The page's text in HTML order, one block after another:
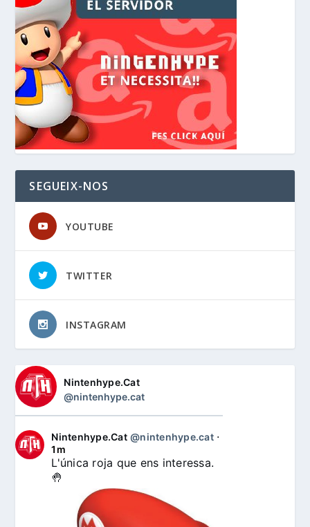
SEGUEIX-NOS
YOUTUBE
TWITTER
INSTAGRAM
Nintenhype.Cat
@nintenhype.cat
Nintenhype.Cat @nintenhype.cat⋅
1m
L'única roja que ens interessa.
🤚